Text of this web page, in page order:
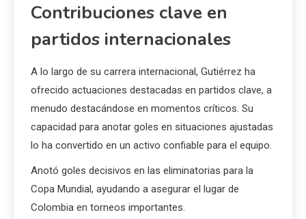
Contribuciones clave en
partidos internacionales
A lo largo de su carrera internacional, Gutiérrez ha
ofrecido actuaciones destacadas en partidos clave, a
menudo destacándose en momentos críticos. Su
capacidad para anotar goles en situaciones ajustadas
lo ha convertido en un activo confiable para el equipo.
Anotó goles decisivos en las eliminatorias para la
Copa Mundial, ayudando a asegurar el lugar de
Colombia en torneos importantes.